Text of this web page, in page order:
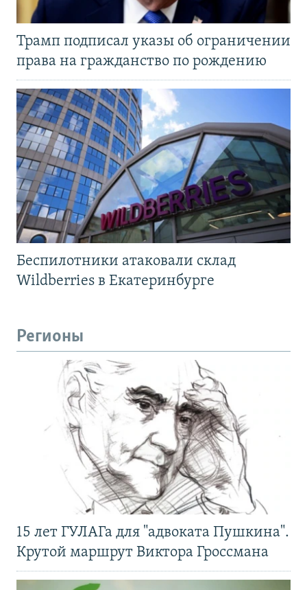
Трамп подписал указы об ограничении
права на гражданство по рождению
Беспилотники атаковали склад
Wildberries в Екатеринбурге
Регионы
15 лет ГУЛАГа для "адвоката Пушкина".
Крутой маршрут Виктора Гроссмана